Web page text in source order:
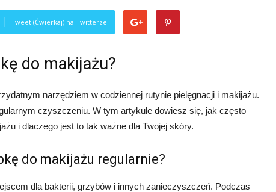
Tweet (Ćwierkaj) na Twitterze
do makijażu?
narzędziem w codziennej rutynie pielęgnacji i makijażu.
czyszczeniu. W tym artykule dowiesz się, jak często
i dlaczego jest to tak ważne dla Twojej skóry.
do makijażu regularnie?
dla bakterii, grzybów i innych zanieczyszczeń. Podczas